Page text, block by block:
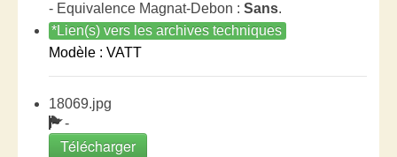
- Equivalence Magnat-Debon : Sans.
*Lien(s) vers les archives techniques
Modèle : VATT
18069.jpg
-
Télécharger